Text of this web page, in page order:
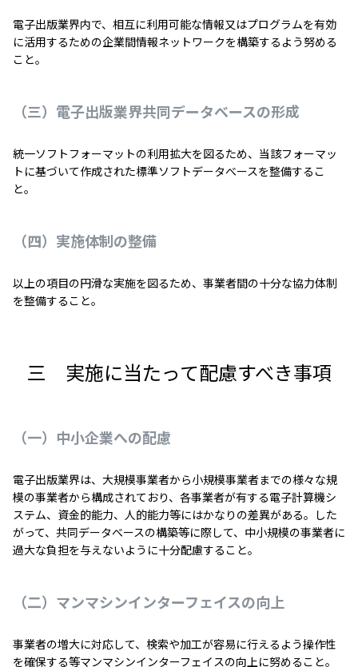
電子出版業界内で、相互に利用可能な情報又はプログラムを有効
に活用するための企業間情報ネットワークを構築するよう努める
こと。
（三）電子出版業界共同データべースの形成
統一ソフトフォーマットの利用拡大を図るため、当該フォーマッ
トに基づいて作成された標準ソフトデータべースを整備するこ
と。
（四）実施体制の整備
以上の項目の円滑な実施を図るため、事業者間の十分な協力体制
を整備すること。
三 実施に当たって配慮すべき事項
（一）中小企業への配慮
電子出版業界は、大規模事業者から小規模事業者までの様々な規
模の事業者から構成されており、各事業者が有する電子計算機シ
ステム、資金的能力、人的能力等にはかなりの差異がある。した
がって、共同データべースの構築等に際して、中小規模の事業者に
過大な負担を与えないように十分配慮すること。
（二）マンマシンインターフェイスの向上
事業者の増大に対応して、検索や加工が容易に行えるよう操作性
を確保する等マンマシンインターフェイスの向上に努めること。